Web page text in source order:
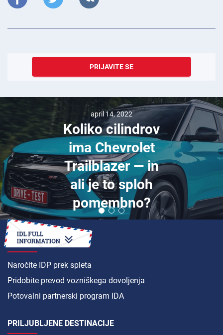
PRIJAVITE SE
april 14, 2022
Koliko cilindrov
ima Chevrolet
Trailblazer — in
ali je to sploh
pomembno?
KAKO DO
Naročite IDP prek spleta
Pridobite prevod vozniškega dovoljenja
Potovalni partnerski program IDA
PRILJUBLJENE DESTINACIJE